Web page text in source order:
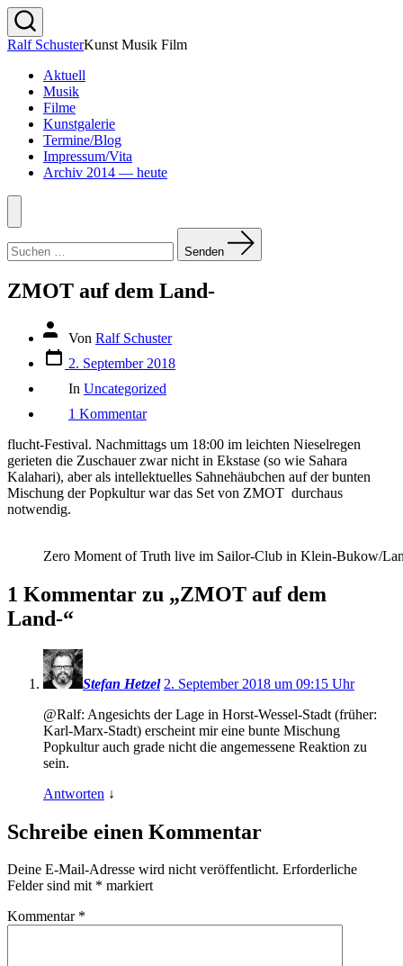
Zum
Inhalt
springen
Suche
ein-/ausblenden
Ralf SchusterKunst Musik Film
Aktuell
Musik
Filme
Kunstgalerie
Termine/Blog
Impressum/Vita
Archiv 2014 — heute
Menü
nach:
Senden
ZMOT auf dem Land-
Beitragsautor
Von Ralf Schuster
Veröffentlichungsdatum
2. September 2018
In Uncategorized
1 KommentarZMOT
dem
Land-
flucht-Festival. Nachmittags um 18:00 im leichten Nieselregen
gerieten die Zuschauer zwar nicht in Ekstase (so wie Sahara
Kalahari), aber als intellektuelles Sahnehäubchen auf der bunten
Mischung der Popkultur war das Set von ZMOT durchaus
notwendig.
Zero Moment of Truth live im Sailor-Club in Klein-Bukow/
1 Kommentar zu „ZMOT auf dem
Land-“
Stefan Hetzel 2. September 2018 um 09:15 Uhr
@Ralf: Angesichts der Lage in Horst-Wessel-Stadt (früher:
Karl-Marx-Stadt) erscheint mir eine bunte Mischung
Popkultur auch grade nicht die angemessene Reaktion zu
sein.
Antworten ↓
Schreibe einen Kommentar
Deine E-Mail-Adresse wird nicht veröffentlicht. Erforderliche
Felder sind mit * markiert
Kommentar *